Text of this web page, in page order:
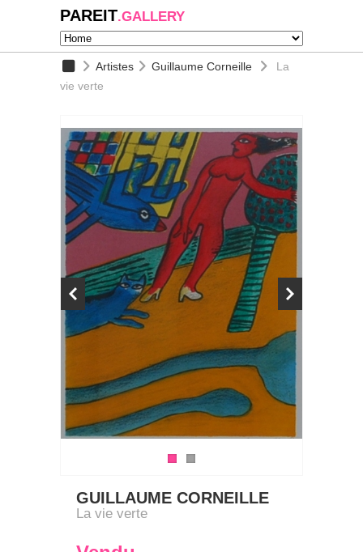
PAREIT.GALLERY
Artistes Guillaume Corneille
La
vie verte
GUILLAUME CORNEILLE
La vie verte